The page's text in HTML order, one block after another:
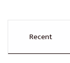
Recent